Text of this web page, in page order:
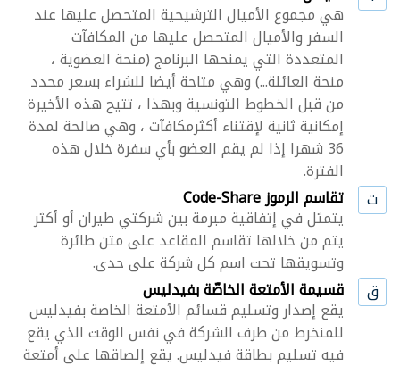
هي مجموع الأميال الترشيحية المتحصل عليها عند
السفر والأميال المتحصل عليها من المكافآت
المتعددة التي يمنحها البرنامج (منحة العضوية ،
منحة العائلة...) وهي متاحة أيضا للشراء بسعر محدد
من قبل الخطوط التونسية وبهذا ، تتيح هذه الأخيرة
إمكانية ثانية لإقتناء أكثرمكافآت ، وهي صالحة لمدة
36 شهرا إذا لم يقم العضو بأي سفرة خلال هذه
الفترة.
ت
تقاسم الرموز Code-Share
يتمثل في إتفاقية مبرمة بين شركتي طيران أو أكثر
يتم من خلالها تقاسم المقاعد على متن طائرة
وتسويقها تحت اسم كل شركة على حدى.
ق
قسيمة الأمتعة الخاصّة بفيدليس
يقع إصدار وتسليم قسائم الأمتعة الخاصة بفيدليس
للمنخرط من طرف الشركة في نفس الوقت الذي يقع
فيه تسليم بطاقة فيدليس. يقع إلصاقها على أمتعة